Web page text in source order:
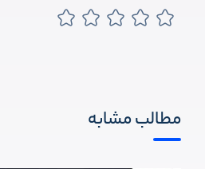
مطالب مشابه